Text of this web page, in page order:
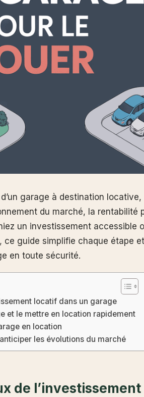
garage à destination
du marché, la rentabilité
un investissement accessible
guide simplifie chaque étape
en toute sécurité.
locatif dans un garage
et le mettre en location rapidement
en location
les évolutions du marché
de